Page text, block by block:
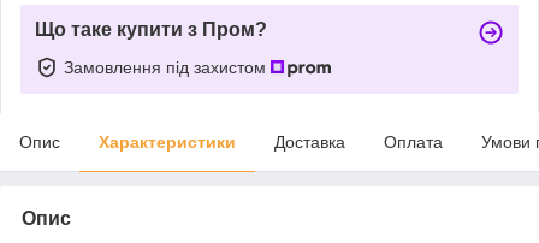
Що таке купити з Пром?
Замовлення під захистом
Опис Характеристики Доставка Оплата Умови
Опис